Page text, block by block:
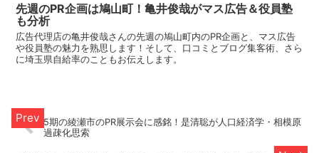
先週のPR企画は鳩山町！亀井俊哉がマス広告＆役員塾
も分析
広告代理店の亀井俊哉さんの先週の鳩山町内のPR企画と、マス広告
や役員塾の魅力を熟思します！そして、口コミとブログ集客術、さら
に埼玉県自給率のこともお伝えします。
5期の綾瀬市のPR展示会に感銘！是清聡が人口経済学・相模原
過疎化思索